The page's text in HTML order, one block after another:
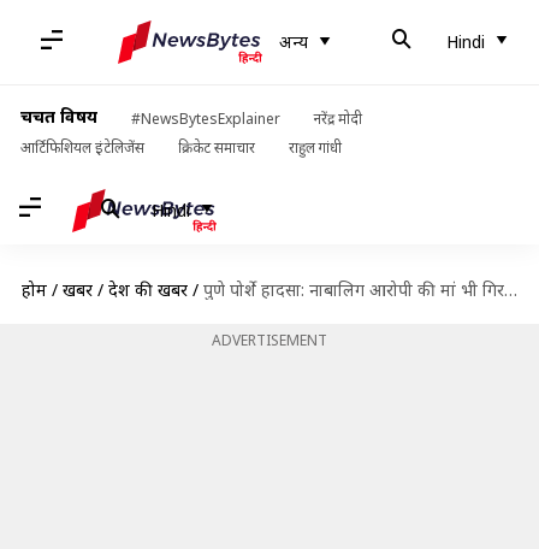
अन्य Hindi
चर्चित विषय #NewsBytesExplainer
नरेंद्र मोदी
आर्टिफिशियल इंटेलिजेंस
क्रिकेट समाचार राहुल गांधी
Hindi
होम / खबरें / देश की खबरें / पुणे पोर्शे हादसा: नाबालिग आरोपी की मां भी गिरफ्तार, ब्लड सैंपल बदलने का है आरोप
ADVERTISEMENT